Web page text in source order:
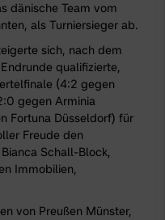
dänische Team vom
als Turniersieger ab.
sich, nach dem
qualifizierte,
(4:2 gegen
gegen Arminia
Fortuna Düsseldorf) für
Freude den
Schall-Block,
Immobilien,
von Preußen Münster,